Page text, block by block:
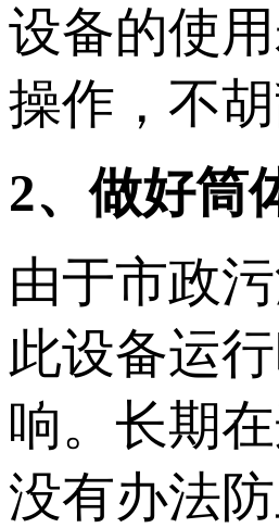
设备的使
操作，不
2、做好筒
由于市政
此设备运
响。长期
没有办法